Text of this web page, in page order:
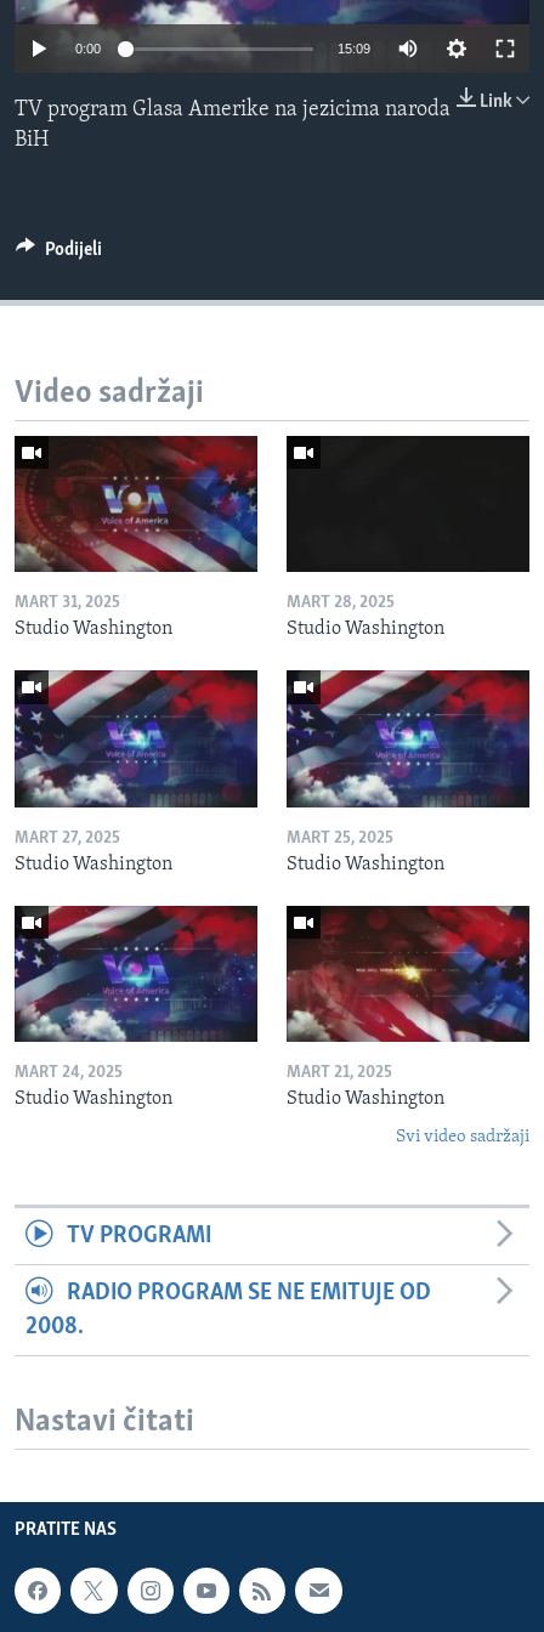
MAGAZIN
Learning English
Jezici
0:00 15:09
Link
TV program Glasa Amerike na jezicima naroda
BiH
Podijeli
Video sadržaji
MART 31, 2025
Studio Washington
MART 28, 2025
Studio Washington
MART 27, 2025
Studio Washington
MART 25, 2025
Studio Washington
MART 24, 2025
Studio Washington
MART 21, 2025
Studio Washington
Svi video sadržaji
TV PROGRAMI
RADIO PROGRAM SE NE EMITUJE OD
2008.
Nastavi čitati
PRATITE NAS